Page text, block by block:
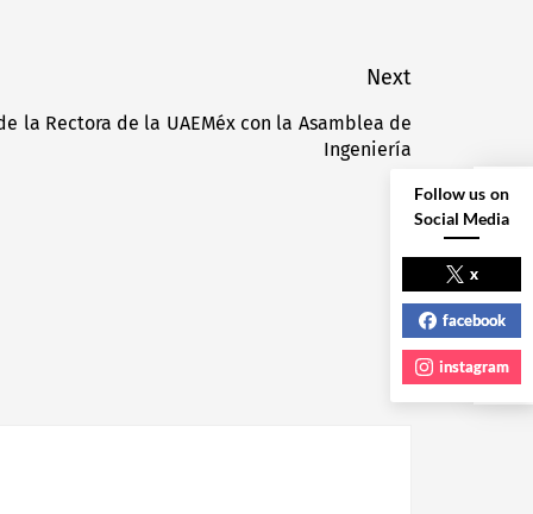
Next
la Rectora de la UAEMéx con la Asamblea de
Ingeniería
NEXT POST
Follow us on
Social Media
x
facebook
instagram